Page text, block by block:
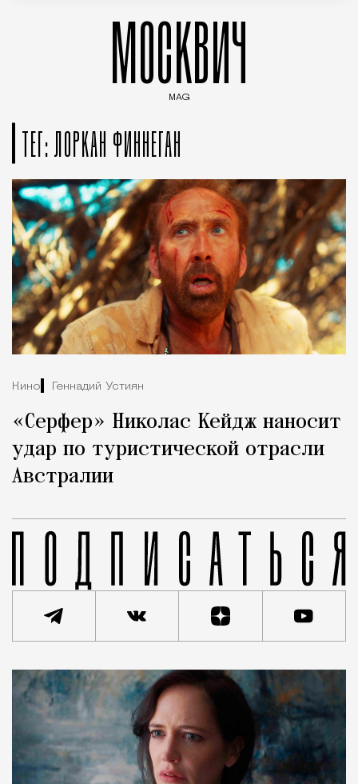
МОСКВИЧ
MAG
ТЕГ: ЛОРКАН ФИННЕГАН
Кино Геннадий Устиян
«Серфер» Николас Кейдж наносит
удар по туристической отрасли
Австралии